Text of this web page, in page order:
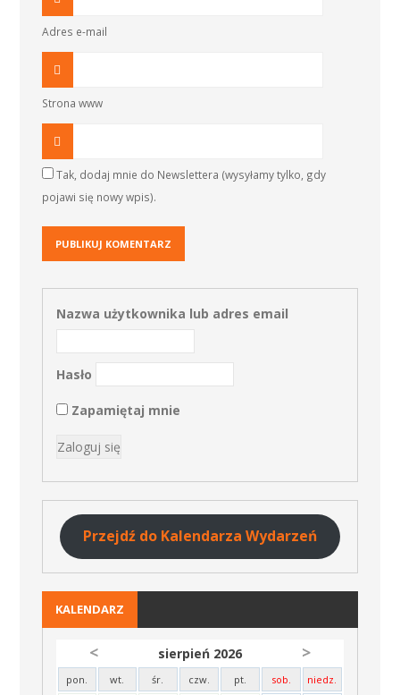
Adres e-mail
Strona www
Tak, dodaj mnie do Newslettera (wysyłamy tylko, gdy
pojawi się nowy wpis).
Nazwa użytkownika lub adres email
Hasło
Zapamiętaj mnie
Przejdź do Kalendarza Wydarzeń
KALENDARZ
< sierpień 2026 >
pon. wt. śr. czw. pt. sob. niedz.